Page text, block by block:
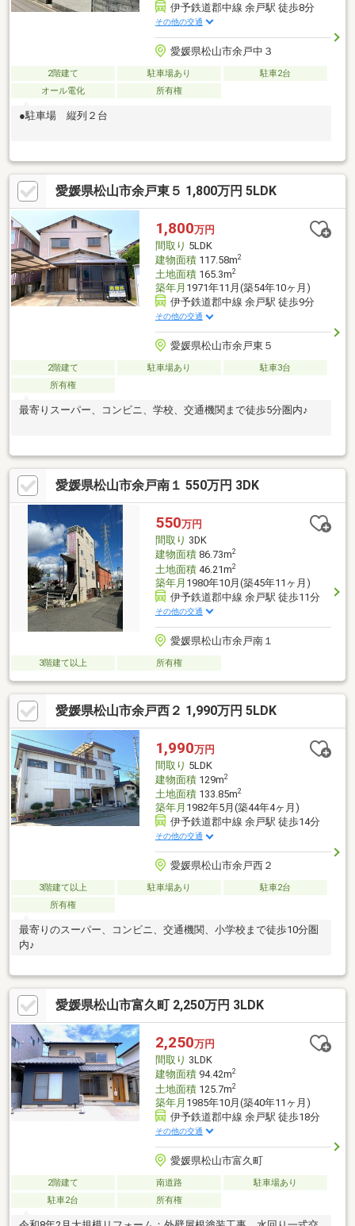
伊予鉄道郡中線 余戸駅 徒歩8分
その他の交通
愛媛県松山市余戸中３
2階建て 駐車場あり
駐車2台
オール電化
所有権
●駐車場 縦列２台
愛媛県松山市余戸東５ 1,800万円 5LDK
1,800万円
間取り 5LDK
建物面積117.58m2
土地面積165.3m2
築年月 1971年11月(築54年10ヶ月)
伊予鉄道郡中線 余戸駅 徒歩9分
その他の交通
愛媛県松山市余戸東５
2階建て 駐車場あり
駐車3台
所有権
最寄りスーパー、コンビニ、学校、交通機関まで徒歩5分圏内♪
愛媛県松山市余戸南１ 550万円 3DK
550万円
間取り 3DK
建物面積86.73m2
土地面積46.21m2
築年月 1980年10月(築45年11ヶ月)
伊予鉄道郡中線 余戸駅 徒歩11分
その他の交通
愛媛県松山市余戸南１
3階建て以上 所有権
愛媛県松山市余戸西２ 1,990万円 5LDK
1,990万円
間取り 5LDK
建物面積129m2
土地面積133.85m2
築年月 1982年5月(築44年4ヶ月)
伊予鉄道郡中線 余戸駅 徒歩14分
その他の交通
愛媛県松山市余戸西２
3階建て以上 駐車場あり
駐車2台
所有権
最寄りのスーパー、コンビニ、交通機関、小学校まで徒歩10分圏
内♪
愛媛県松山市富久町 2,250万円 3LDK
2,250万円
間取り 3LDK
建物面積94.42m2
土地面積125.7m2
築年月 1985年10月(築40年11ヶ月)
伊予鉄道郡中線 余戸駅 徒歩18分
その他の交通
愛媛県松山市富久町
2階建て 南道路
駐車場あり
駐車2台
所有権